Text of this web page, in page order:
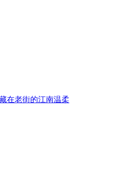
在老街的江南温柔